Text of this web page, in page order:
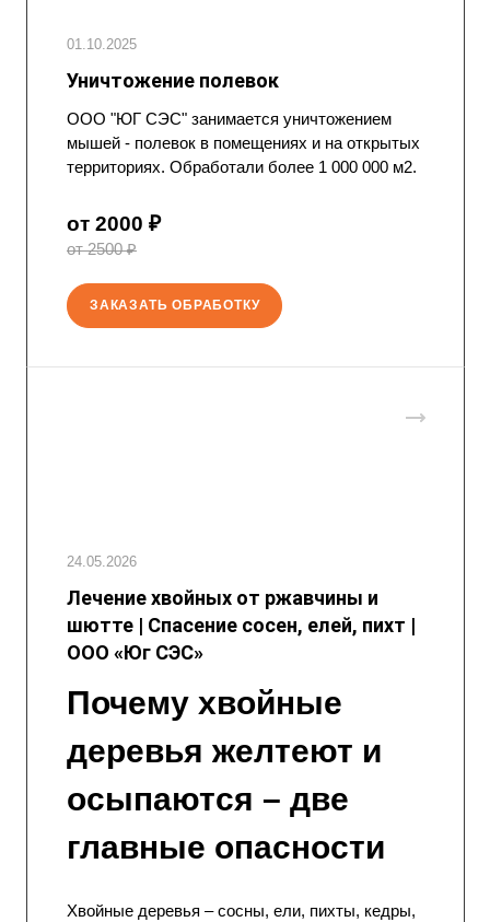
01.10.2025
Уничтожение полевок
ООО "ЮГ СЭС" занимается уничтожением
мышей - полевок в помещениях и на открытых
территориях. Обработали более 1 000 000 м2.
от 2000 ₽
от 2500 ₽
ЗАКАЗАТЬ ОБРАБОТКУ
24.05.2026
Лечение хвойных от ржавчины и
шютте | Спасение сосен, елей, пихт |
ООО «Юг СЭС»
Почему хвойные
деревья желтеют и
осыпаются – две
главные опасности
Хвойные деревья – сосны, ели, пихты, кедры,